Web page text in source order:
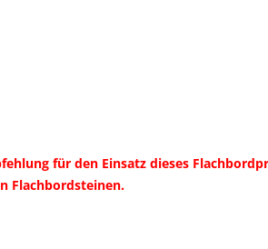
für den Einsatz dieses
Flachbordsteinen.